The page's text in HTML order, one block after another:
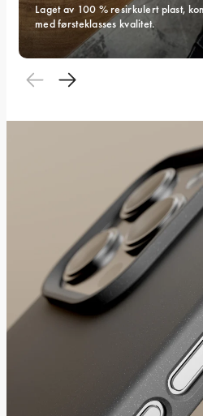
Laget av 100 % resirkulert plast,
med førsteklasses kvalitet.